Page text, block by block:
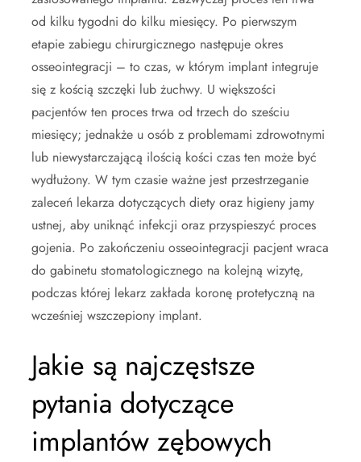
od kilku tygodni do kilku miesięcy. Po pierwszym
etapie zabiegu chirurgicznego następuje okres
osseointegracji – to czas, w którym implant integruje
się z kością szczęki lub żuchwy. U większości
pacjentów ten proces trwa od trzech do sześciu
miesięcy; jednakże u osób z problemami zdrowotnymi
lub niewystarczającą ilością kości czas ten może być
wydłużony. W tym czasie ważne jest przestrzeganie
zaleceń lekarza dotyczących diety oraz higieny jamy
ustnej, aby uniknąć infekcji oraz przyspieszyć proces
gojenia. Po zakończeniu osseointegracji pacjent wraca
do gabinetu stomatologicznego na kolejną wizytę,
podczas której lekarz zakłada koronę protetyczną na
wcześniej wszczepiony implant.
Jakie są najczęstsze
pytania dotyczące
implantów zębowych